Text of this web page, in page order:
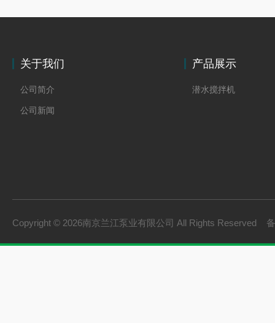
关于我们
公司简介
公司新闻
产品展示
潜水搅拌机
Copyright © 2026南京兰江泵业有限公司 All Rights Reserved